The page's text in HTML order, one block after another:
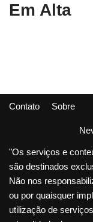
Em Alta
Contato Sobre
"Os serviços e
são destinados
Não nos
ou por quaisquer
utilização de